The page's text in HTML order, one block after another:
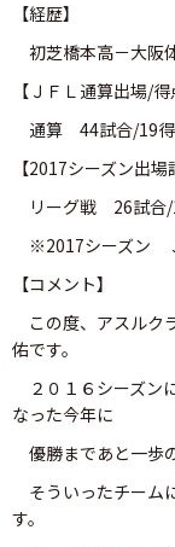
【経歴】
初芝橋本高－大阪
【ＪＦＬ通算出場/得
通算 44試合/19
【2017シーズン出場
リーグ戦 26試合/
※2017シーズン
【コメント】
この度、アスルク
佑です。
２０１６シーズン
なった今年に
優勝まであと一歩
そういったチーム
す。